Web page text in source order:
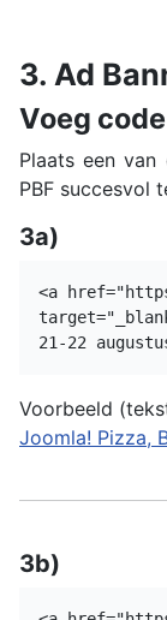
3. Ad
Voeg
Plaats een
PBF succesvol
3a)
<a
21-22
Voorbeeld
Joomla! Pizza,
3b)